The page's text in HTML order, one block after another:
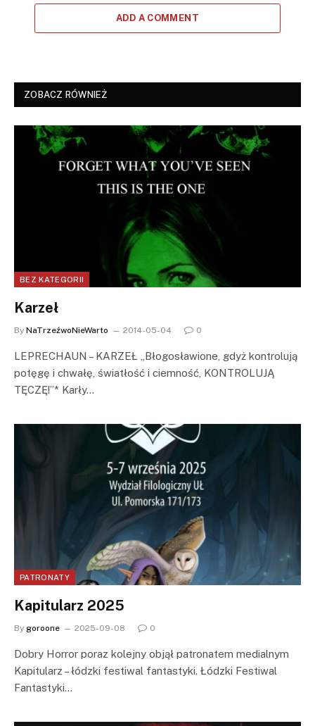
ADD A COMMENT
ZOBACZ RÓWNIEŻ
BEZ KATEGORII
Karzeł
By NaTrzeźwoNieWarto 2014-05-04 0
LEPRECHAUN – KARZEŁ „Błogosławione, gdyż kontrolują
potęgę i chwałę, światłość i ciemność, KONTROLUJĄ
TĘCZĘ!”* Karły…
PATRONATY
Kapitularz 2025
By goroone 2025-09-08 0
Dobry Horror poraz kolejny objął patronatem medialnym
Kapitularz – łódzki festiwal fantastyki. Łódzki Festiwal
Fantastyki…